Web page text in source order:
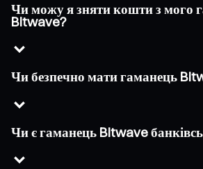
Чи можу я зняти кошти з мого
Bitwave?
Чи безпечно мати гаманець
Чи є гаманець Bitwave